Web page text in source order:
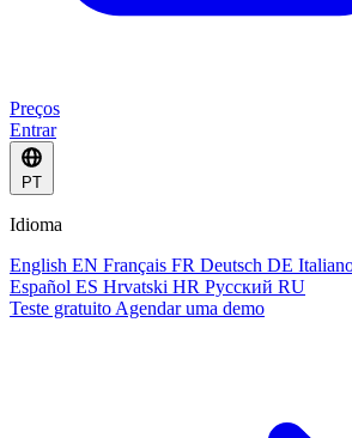
Preços
Entrar
PT
Idioma
English EN Français FR Deutsch DE
Español ES Hrvatski HR Русский RU
Teste gratuito Agendar uma demo